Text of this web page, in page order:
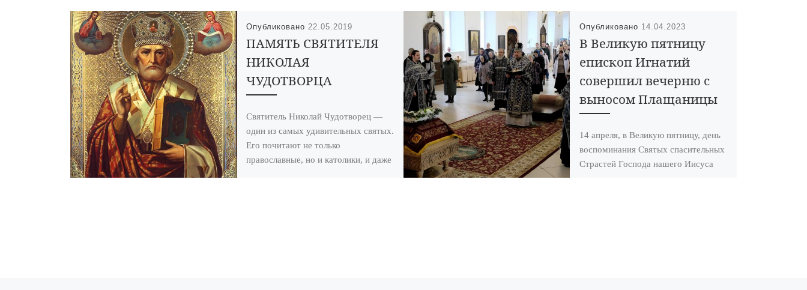
Опубликовано 22.05.2019
ПАМЯТЬ СВЯТИТЕЛЯ
НИКОЛАЯ
ЧУДОТВОРЦА
Святитель Николай Чудотворец —
один из самых удивительных святых.
Его почитают не только
православные, но и католики, и даже
Опубликовано 14.04.2023
В Великую пятницу
епископ Игнатий
совершил вечерню с
выносом Плащаницы
14 апреля, в Великую пятницу, день
воспоминания Святых спасительных
Cтрастей Господа нашего Иисуса